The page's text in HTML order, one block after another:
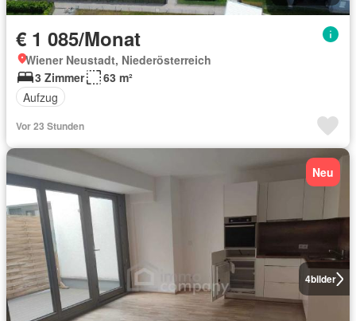
€ 1 085/Monat
Wiener Neustadt, Niederösterreich
3 Zimmer
63 m²
Aufzug
Vor 23 Stunden
4bilder
Neu